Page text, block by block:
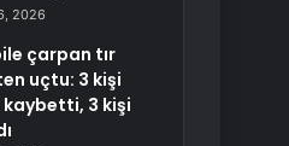
2026
çarpan tır
uçtu: 3 kişi
kaybetti, 3 kişi